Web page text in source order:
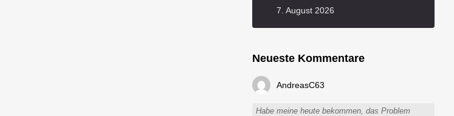
7. August 2026
Neueste Kommentare
AndreasC63
Habe meine heute bekommen, das Problem